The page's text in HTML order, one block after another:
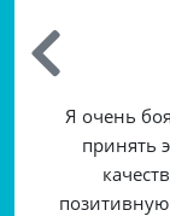
Я очень
принять